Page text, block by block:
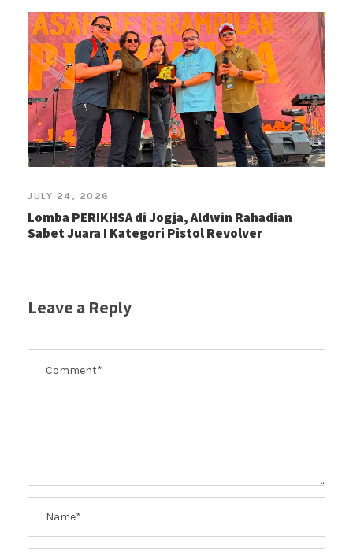
JULY 24, 2026
Lomba PERIKHSA di Jogja, Aldwin Rahadian
Sabet Juara I Kategori Pistol Revolver
Leave a Reply